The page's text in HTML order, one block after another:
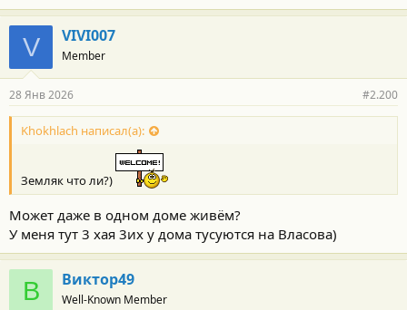
V VIVI007
Member
28 Янв 2026 #2.200
Khokhlach написал(а):
Земляк что ли?)
Может даже в одном доме живём?
У меня тут 3 хая 3их у дома тусуются на Власова)
В Виктор49
Well-Known Member